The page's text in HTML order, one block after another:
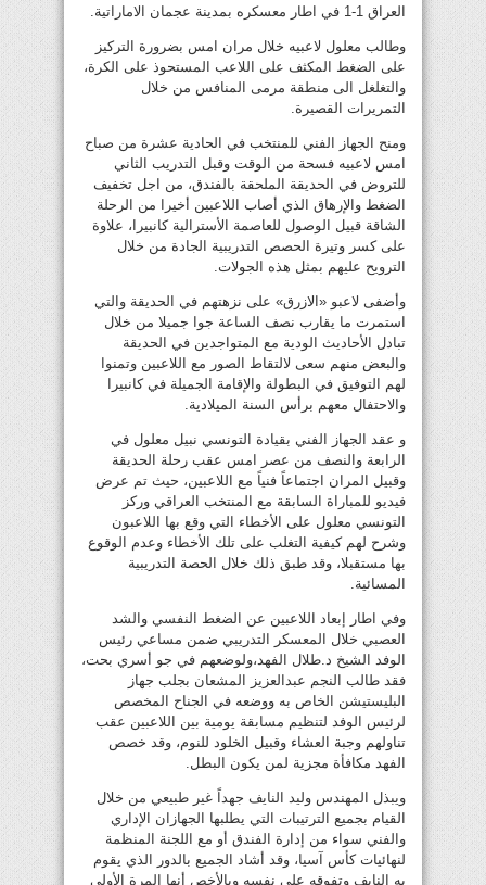
العراق 1-1 في اطار معسكره بمدينة عجمان الاماراتية.
وطالب معلول لاعبيه خلال مران امس بضرورة التركيز
على الضغط المكثف على اللاعب المستحوذ على الكرة،
والتغلغل الى منطقة مرمى المنافس من خلال
التمريرات القصيرة.
ومنح الجهاز الفني للمنتخب في الحادية عشرة من صباح
امس لاعبيه فسحة من الوقت وقبل التدريب الثاني
للتروض في الحديقة الملحقة بالفندق، من اجل تخفيف
الضغط والإرهاق الذي أصاب اللاعبين أخيرا من الرحلة
الشاقة قبيل الوصول للعاصمة الأسترالية كانبيرا، علاوة
على كسر وتيرة الحصص التدريبية الجادة من خلال
الترويح عليهم بمثل هذه الجولات.
وأضفى لاعبو «الازرق» على نزهتهم في الحديقة والتي
استمرت ما يقارب نصف الساعة جوا جميلا من خلال
تبادل الأحاديث الودية مع المتواجدين في الحديقة
والبعض منهم سعى لالتقاط الصور مع اللاعبين وتمنوا
لهم التوفيق في البطولة والإقامة الجميلة في كانبيرا
والاحتفال معهم برأس السنة الميلادية.
و عقد الجهاز الفني بقيادة التونسي نبيل معلول في
الرابعة والنصف من عصر امس عقب رحلة الحديقة
وقبيل المران اجتماعاً فنياً مع اللاعبين، حيث تم عرض
فيديو للمباراة السابقة مع المنتخب العراقي وركز
التونسي معلول على الأخطاء التي وقع بها اللاعبون
وشرح لهم كيفية التغلب على تلك الأخطاء وعدم الوقوع
بها مستقبلا، وقد طبق ذلك خلال الحصة التدريبية
المسائية.
وفي اطار إبعاد اللاعبين عن الضغط النفسي والشد
العصبي خلال المعسكر التدريبي ضمن مساعي رئيس
الوفد الشيخ د.طلال الفهد،ولوضعهم في جو أسري بحت،
فقد طالب النجم عبدالعزيز المشعان بجلب جهاز
البليستيشن الخاص به ووضعه في الجناح المخصص
لرئيس الوفد لتنظيم مسابقة يومية بين اللاعبين عقب
تناولهم وجبة العشاء وقبيل الخلود للنوم، وقد خصص
الفهد مكافأة مجزية لمن يكون البطل.
ويبذل المهندس وليد النايف جهداً غير طبيعي من خلال
القيام بجميع الترتيبات التي يطلبها الجهازان الإداري
والفني سواء من إدارة الفندق أو مع اللجنة المنظمة
لنهائيات كأس آسيا، وقد أشاد الجميع بالدور الذي يقوم
به النايف وتفوقه على نفسه وبالأخص أنها المرة الأولى